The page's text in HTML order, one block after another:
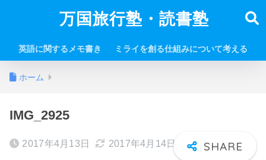
万国旅行塾・読書塾
英語に関するメモ書き ミライを創る仕組みについて考える
ホーム
IMG_2925
2017年4月13日 2017年4月14日